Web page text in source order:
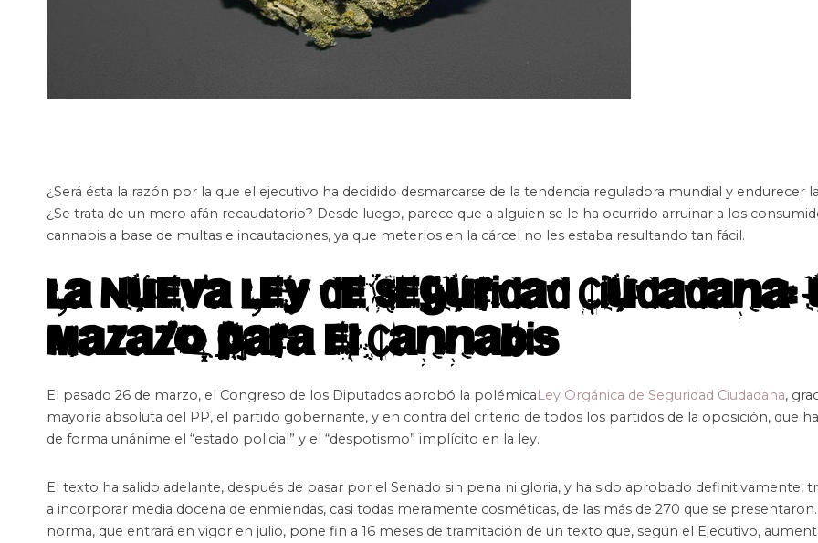
¿Será ésta la razón por la que el ejecutivo ha decidido desmarcarse de la tendencia reguladora mundial y endurecer
¿Se trata de un mero afán recaudatorio? Desde luego, parece que a alguien se le ha ocurrido arruinar a los
cannabis a base de multas e incautaciones, ya que meterlos en la cárcel no les estaba resultando tan fácil.
La Nueva Ley de Seguridad Ciudadana:
mazazo para el Cannabis
El pasado 26 de marzo, el Congreso de los Diputados aprobó la polémicaLey Orgánica de Seguridad Ciudadana,
mayoría absoluta del PP, el partido gobernante, y en contra del criterio de todos los partidos de la oposición, que
de forma unánime el “estado policial” y el “despotismo” implícito en la ley.
El texto ha salido adelante, después de pasar por el Senado sin pena ni gloria, y ha sido aprobado definitivamente,
a incorporar media docena de enmiendas, casi todas meramente cosméticas, de las más de 270 que se
norma, que entrará en vigor en julio, pone fin a 16 meses de tramitación de un texto que, según el Ejecutivo,